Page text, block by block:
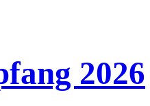
2026